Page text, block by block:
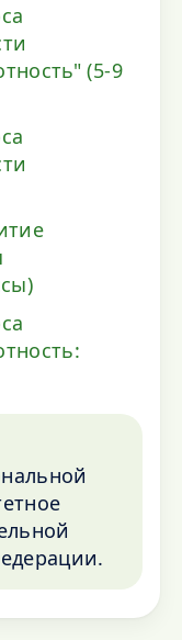
(5-9